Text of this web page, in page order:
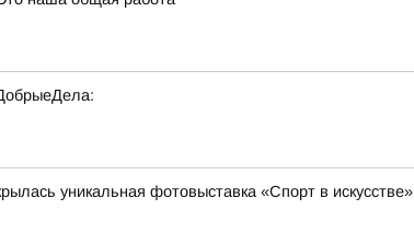
уникальная фотовыставка «Спорт в искусстве»